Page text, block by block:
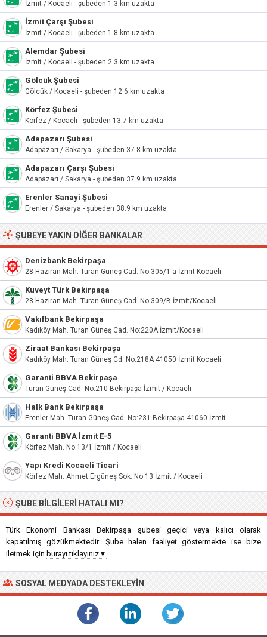
İzmit / Kocaeli - şubeden 1.3 km uzakta
İzmit Çarşı Şubesi
İzmit / Kocaeli - şubeden 1.8 km uzakta
Alemdar Şubesi
İzmit / Kocaeli - şubeden 2.3 km uzakta
Gölcük Şubesi
Gölcük / Kocaeli - şubeden 12.6 km uzakta
Körfez Şubesi
Körfez / Kocaeli - şubeden 13.7 km uzakta
Adapazarı Şubesi
Adapazarı / Sakarya - şubeden 37.8 km uzakta
Adapazarı Çarşı Şubesi
Adapazarı / Sakarya - şubeden 37.9 km uzakta
Erenler Sanayi Şubesi
Erenler / Sakarya - şubeden 38.9 km uzakta
ŞUBEYE YAKIN DIĞER BANKALAR
Denizbank Bekirpaşa
28 Haziran Mah. Turan Güneş Cad. No:305/1-a İzmit Kocaeli
Kuveyt Türk Bekirpaşa
28 Haziran Mah. Turan Güneş Cad. No:309/B İzmit/Kocaeli
Vakıfbank Bekirpaşa
Kadıköy Mah. Turan Güneş Cad. No:220A İzmit/Kocaeli
Ziraat Bankası Bekirpaşa
Kadıköy Mah. Turan Güneş Cd. No:218A 41050 İzmit Kocaeli
Garanti BBVA Bekirpaşa
Turan Güneş Cad. No:210 Bekirpaşa İzmit / Kocaeli
Halk Bank Bekirpaşa
Erenler Mah. Turan Güneş Cad. No:231 Bekirpaşa 41060 İzmit
Garanti BBVA İzmit E-5
Körfez Mah. No:13/1 İzmit / Kocaeli
Yapı Kredi Kocaeli Ticari
Körfez Mah. Ahmet Ergüneş Sok. No:13 İzmit / Kocaeli
ŞUBE BILGILERI HATALI MI?
Türk Ekonomi Bankası Bekirpaşa şubesi geçici veya kalıcı olarak
kapatılmış gözükmektedir. Şube halen faaliyet göstermekte ise bize
iletmek için burayı tıklayınız▼
SOSYAL MEDYADA DESTEKLEYIN